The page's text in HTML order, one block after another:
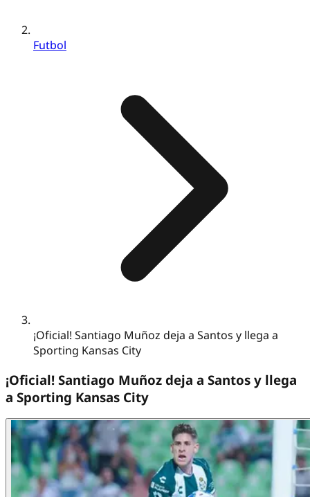
Futbol
¡Oficial! Santiago Muñoz deja a Santos y llega a
Sporting Kansas City
¡Oficial! Santiago Muñoz deja a Santos y llega
a Sporting Kansas City